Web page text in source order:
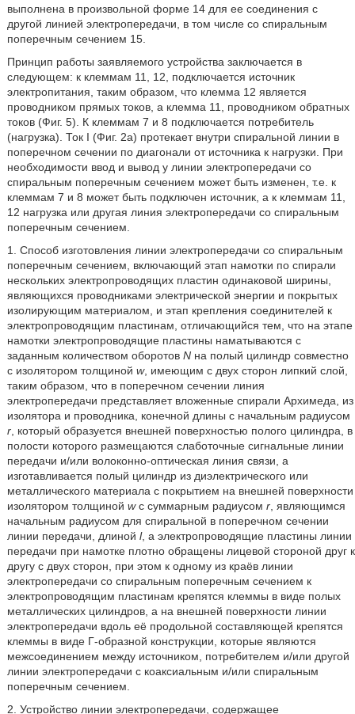
выполнена в произвольной форме 14 для ее соединения с
другой линией электропередачи, в том числе со спиральным
поперечным сечением 15.
Принцип работы заявляемого устройства заключается в
следующем: к клеммам 11, 12, подключается источник
электропитания, таким образом, что клемма 12 является
проводником прямых токов, а клемма 11, проводником обратных
токов (Фиг. 5). К клеммам 7 и 8 подключается потребитель
(нагрузка). Ток I (Фиг. 2а) протекает внутри спиральной линии в
поперечном сечении по диагонали от источника к нагрузки. При
необходимости ввод и вывод у линии электропередачи со
спиральным поперечным сечением может быть изменен, т.е. к
клеммам 7 и 8 может быть подключен источник, а к клеммам 11,
12 нагрузка или другая линия электропередачи со спиральным
поперечным сечением.
1. Способ изготовления линии электропередачи со спиральным
поперечным сечением, включающий этап намотки по спирали
нескольких электропроводящих пластин одинаковой ширины,
являющихся проводниками электрической энергии и покрытых
изолирующим материалом, и этап крепления соединителей к
электропроводящим пластинам, отличающийся тем, что на этапе
намотки электропроводящие пластины наматываются с
заданным количеством оборотов Nна полый цилиндр совместно
с изолятором толщиной w, имеющим с двух сторон липкий слой,
таким образом, что в поперечном сечении линия
электропередачи представляет вложенные спирали Архимеда, из
изолятора и проводника, конечной длины с начальным радиусом
r, который образуется внешней поверхностью полого цилиндра, в
полости которого размещаются слаботочные сигнальные линии
передачи и/или волоконно-оптическая линия связи, а
изготавливается полый цилиндр из диэлектрического или
металлического материала с покрытием на внешней поверхности
изолятором толщиной wc суммарным радиусом r, являющимся
начальным радиусом для спиральной в поперечном сечении
линии передачи, длиной l, а электропроводящие пластины линии
передачи при намотке плотно обращены лицевой стороной друг к
другу с двух сторон, при этом к одному из краёв линии
электропередачи со спиральным поперечным сечением к
электропроводящим пластинам крепятся клеммы в виде полых
металлических цилиндров, а на внешней поверхности линии
электропередачи вдоль её продольной составляющей крепятся
клеммы в виде Г-образной конструкции, которые являются
межсоединением между источником, потребителем и/или другой
линии электропередачи с коаксиальным и/или спиральным
поперечным сечением.
2. Устройство линии электропередачи, содержащее